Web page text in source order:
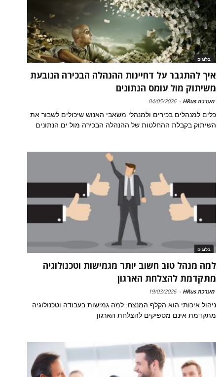
בלוגים
איך להתגבר על דחיינות ההנהלה הבכירה הנובעת
משיתוק מול עומס הנתונים
מערכת HRus -
04/05/2026
כלים למנהלים בכירים ולמנהלי משאבי האנוש שיכולים לשבור את
השיתוק בקבלת ההחלטות של ההנהלה הבכירה מול ים הנתונים
בלוגים
למה מנהל טוב חשוב יותר מגמישות וטכנולוגיה
מתקדמת להצלחת הארגון
מערכת HRus -
19/03/2026
ניהול איכותי הוא הקלף המנצח: למה גמישות בעבודה וטכנולוגיה
מתקדמת אינם מספיקים להצלחת הארגון